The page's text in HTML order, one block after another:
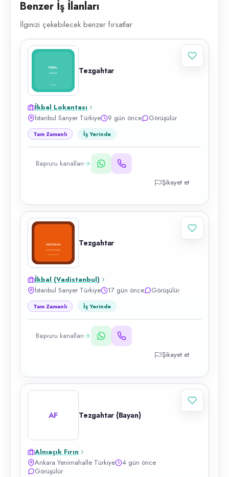
Benzer İş İlanları
İlginizi çekebilecek benzer fırsatlar
Tezgahtar
İkbal Lokantası
İstanbul Sarıyer Türkiye
9 gün önce Görüşülür
Tam Zamanlı İş Yerinde
Başvuru kanalları
Şikayet et
Tezgahtar
İkbal (Vadistanbul)
İstanbul Sarıyer Türkiye
17 gün önce Görüşülür
Tam Zamanlı İş Yerinde
Başvuru kanalları
Şikayet et
AF Tezgahtar (Bayan)
Alnıaçık Fırın
Ankara Yenimahalle Türkiye
4 gün önce
Görüşülür